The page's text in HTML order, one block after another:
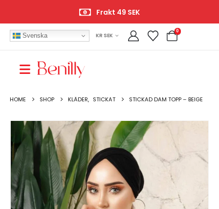
Frakt 49 SEK
Svenska KR SEK
0
HOME SHOP KLÄDER, STICKAT STICKAD DAM TOPP – BEIGE